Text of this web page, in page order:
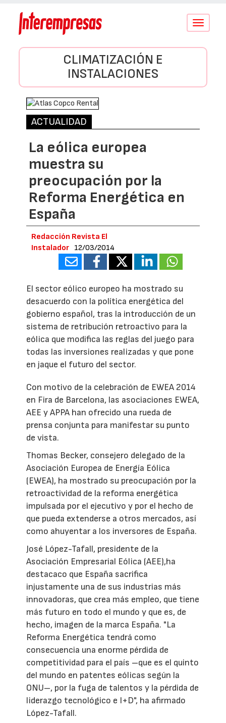
Conmutar
CLIMATIZACIÓN E
INSTALACIONES
ACTUALIDAD
La eólica europea
muestra su
preocupación por la
Reforma Energética en
España
Redacción Revista El
Instalador 12/03/2014
El sector eólico europeo ha mostrado su
desacuerdo con la política energética del
gobierno español, tras la introducción de un
sistema de retribución retroactivo para la
eólica que modifica las reglas del juego para
todas las inversiones realizadas y que pone
en jaque el futuro del sector.
Con motivo de la celebración de EWEA 2014
en Fira de Barcelona, las asociaciones EWEA,
AEE y APPA han ofrecido una rueda de
prensa conjunta para manifestar su punto
de vista.
Thomas Becker, consejero delegado de la
Asociación Europea de Energía Eólica
(EWEA), ha mostrado su preocupación por la
retroactividad de la reforma energética
impulsada por el ejecutivo y por el hecho de
que pueda extenderse a otros mercados, así
como ahuyentar a los inversores de España.
José López-Tafall, presidente de la
Asociación Empresarial Eólica (AEE),ha
destacaco que España sacrifica
injustamente una de sus industrias más
innovadoras, que crea más empleo, que tiene
más futuro en todo el mundo y que es, de
hecho, imagen de la marca España. "La
Reforma Energética tendrá como
consecuencia una enorme pérdida de
competitividad para el país –que es el quinto
del mundo en patentes eólicas según la
ONU–, por la fuga de talentos y la pérdida de
liderazgo tecnológico e I+D", ha afirmado
López-Tafall.